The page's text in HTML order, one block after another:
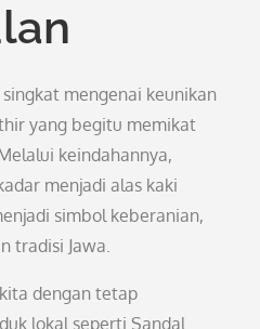
mengenai keunikan
yang begitu memikat
keindahannya,
menjadi alas kaki
simbol keberanian,
tradisi Jawa.
dengan tetap
lokal seperti Sandal